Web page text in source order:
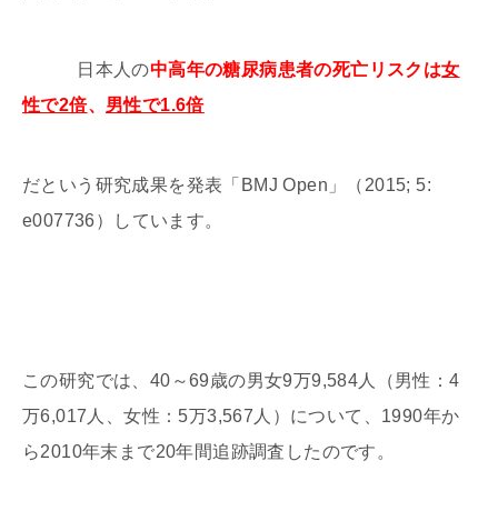
日本人の中高年の糖尿病患者の死亡リスクは女
性で2倍、 男性で1.6倍
だという研究成果を発表「BMJ Open」（2015; 5:
e007736）しています。
この研究では、40～69歳の男女9万9,584人（男性：4
万6,017人、女性：5万3,567人）について、1990年か
ら2010年末まで20年間追跡調査したのです。